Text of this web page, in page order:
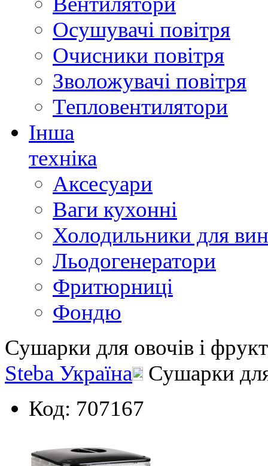
Осушувачі повітря
Очисники повітря
Зволожувачі повітря
Тепловентилятори
Інша
техніка
Аксесуари
Ваги кухонні
Холодильники для
Льодогенератори
Фритюрниці
Фондю
Сушарки для овочів і
Steba Україна
Сушарки
Код: 707167